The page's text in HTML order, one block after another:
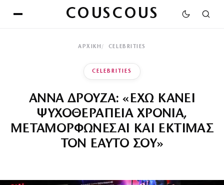
COUSCOUS
ΑΡΧΙΚΉ CELEBRITIES
CELEBRITIES
ΑΝΝΑ ΔΡΟΥΖΑ: «ΕΧΩ ΚΑΝΕΙ
ΨΥΧΟΘΕΡΑΠΕΙΑ ΧΡΟΝΙΑ,
ΜΕΤΑΜΟΡΦΩΝΕΣΑΙ ΚΑΙ ΕΚΤΙΜΑΣ
ΤΟΝ ΕΑΥΤΟ ΣΟΥ»